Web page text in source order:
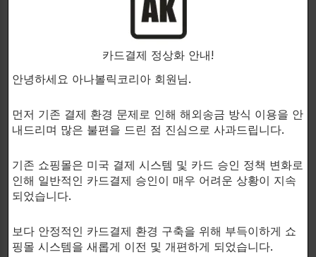
이 제품은 “킥스타터” 역할도 합니다.
Madol (17a-methyl-ethioallocholan-2-ene-17b-ol)
니다.
하고 3-케토기를 제거하면 생체 활성의 증가와 더 나은
동화 효과를 결정합니다.
테스토스테론의 안드로겐 성질 중 60%만 보이는 믿을
수 없을 정도로 강력한 구강작용제로 명성을 얻었습니
카드결제 정상화 안내!
안녕하세요 아나볼릭코리아 회원님.
먼저 기존 결제 환경 문제로 인해 해외송금 방식 이용을 안
내드리며 많은 불편을 드린 점 진심으로 사과드립니다.
기존 쇼핑몰은 미국 결제 시스템 및 카드 승인 정책 변화로
인해 일반적인 카드결제 승인이 매우 어려운 상황이 지속
되었습니다.
보다 안정적인 카드결제 환경 구축을 위해 부득이하게 쇼
핑몰 시스템을 새롭게 이전 및 개편하게 되었습니다.